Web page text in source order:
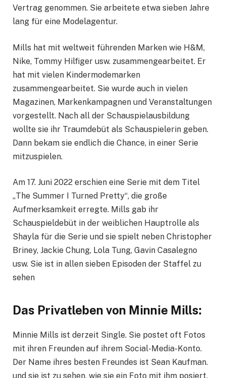
Vertrag genommen. Sie arbeitete etwa sieben Jahre
lang für eine Modelagentur.
Mills hat mit weltweit führenden Marken wie H&M,
Nike, Tommy Hilfiger usw. zusammengearbeitet. Er
hat mit vielen Kindermodemarken
zusammengearbeitet. Sie wurde auch in vielen
Magazinen, Markenkampagnen und Veranstaltungen
vorgestellt. Nach all der Schauspielausbildung
wollte sie ihr Traumdebüt als Schauspielerin geben.
Dann bekam sie endlich die Chance, in einer Serie
mitzuspielen.
Am 17. Juni 2022 erschien eine Serie mit dem Titel
„The Summer I Turned Pretty“, die große
Aufmerksamkeit erregte. Mills gab ihr
Schauspieldebüt in der weiblichen Hauptrolle als
Shayla für die Serie und sie spielt neben Christopher
Briney, Jackie Chung, Lola Tung, Gavin Casalegno
usw. Sie ist in allen sieben Episoden der Staffel zu
sehen
Das Privatleben von Minnie Mills:
Minnie Mills ist derzeit Single. Sie postet oft Fotos
mit ihren Freunden auf ihrem Social-Media-Konto.
Der Name ihres besten Freundes ist Sean Kaufman.
und sie ist zu sehen, wie sie ein Foto mit ihm posiert,